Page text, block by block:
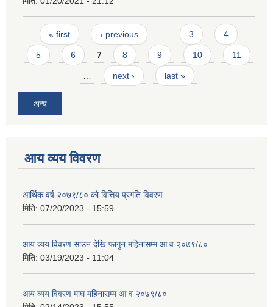
Pages
« first ‹ previous 3 4
5 6 7 8 9 10 11
next › last »
अन्य
आय व्यय विवरण
आर्थिक वर्ष २०७९/८० को वित्तिय प्रगति विवरण
मिति: 07/20/2023 - 15:59
आय व्यय विवरण साउन देखि फागुन महिनासम्म आ व २०७९/८०
मिति: 03/19/2023 - 11:04
आय व्यय विवरण माघ महिनासम्म आ व २०७९/८०